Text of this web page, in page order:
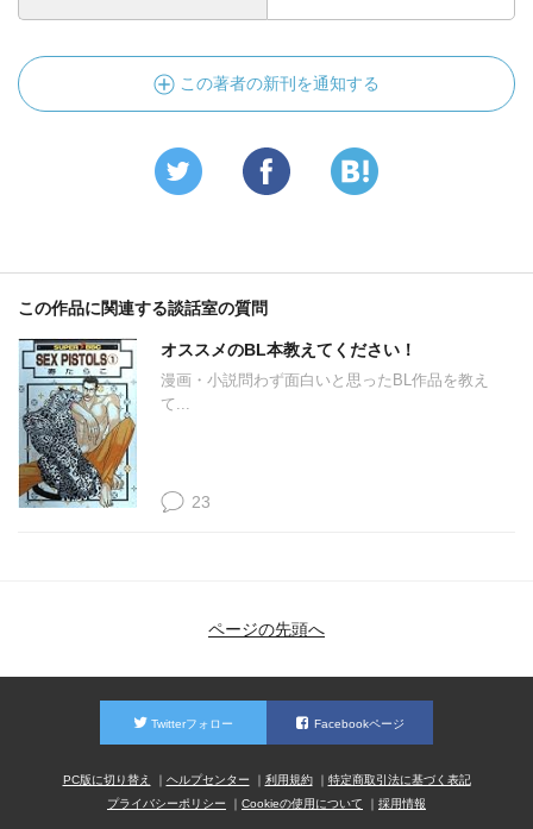
この著者の新刊を通知する
この作品に関連する談話室の質問
オススメのBL本教えてください！
漫画・小説問わず面白いと思ったBL作品を教え
て...
23
ページの先頭へ
Twitterフォロー Facebookページ
PC版に切り替え ヘルプセンター 利用規約
特定商取引法に基づく表記
プライバシーポリシー
Cookieの使用について 採用情報